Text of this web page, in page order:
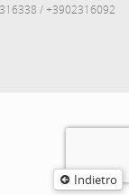
Indietro
/ +3902316092